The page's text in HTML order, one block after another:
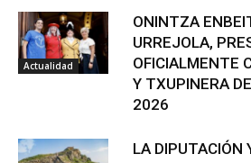
Actualidad
ONINTZA
URREJOLA,
OFICIALMENTE
Y TXUPINERA
2026
LA DIPUTACIÓN